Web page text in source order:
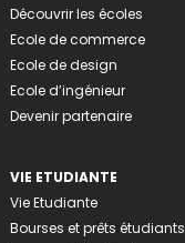
Découvrir les écoles
Ecole de commerce
Ecole de design
Ecole d’ingénieur
Devenir partenaire
VIE ETUDIANTE
Vie Etudiante
Bourses et prêts étudiants